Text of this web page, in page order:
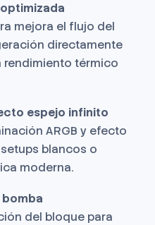
mejora el flujo del
directamente
rendimiento térmico
espejo infinito
ARGB y efecto
blancos o
moderna.
del bloque para